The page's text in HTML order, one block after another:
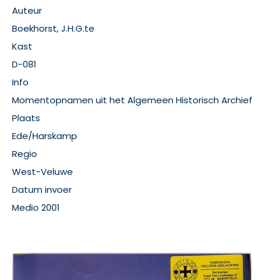
Auteur
Boekhorst, J.H.G.te
Kast
D-081
Info
Momentopnamen uit het Algemeen Historisch Archief
Plaats
Ede/Harskamp
Regio
West-Veluwe
Datum invoer
Medio 2001